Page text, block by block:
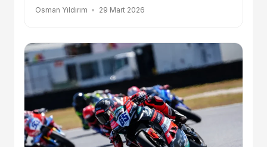
Uzağında Kaldı
Osman Yıldırım 29 Mart 2026